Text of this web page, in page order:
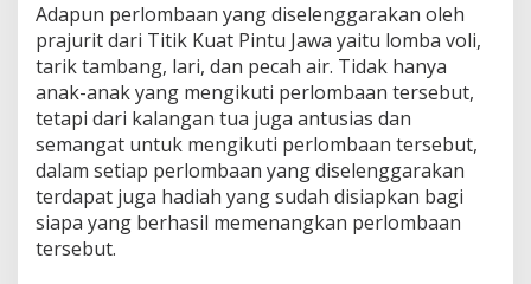
H
U
T
R
k
e
-
7
9
Adapun perlombaan yang diselenggarakan oleh
prajurit dari Titik Kuat Pintu Jawa yaitu lomba voli,
tarik tambang, lari, dan pecah air. Tidak hanya
anak-anak yang mengikuti perlombaan tersebut,
tetapi dari kalangan tua juga antusias dan
semangat untuk mengikuti perlombaan tersebut,
dalam setiap perlombaan yang diselenggarakan
terdapat juga hadiah yang sudah disiapkan bagi
siapa yang berhasil memenangkan perlombaan
tersebut.